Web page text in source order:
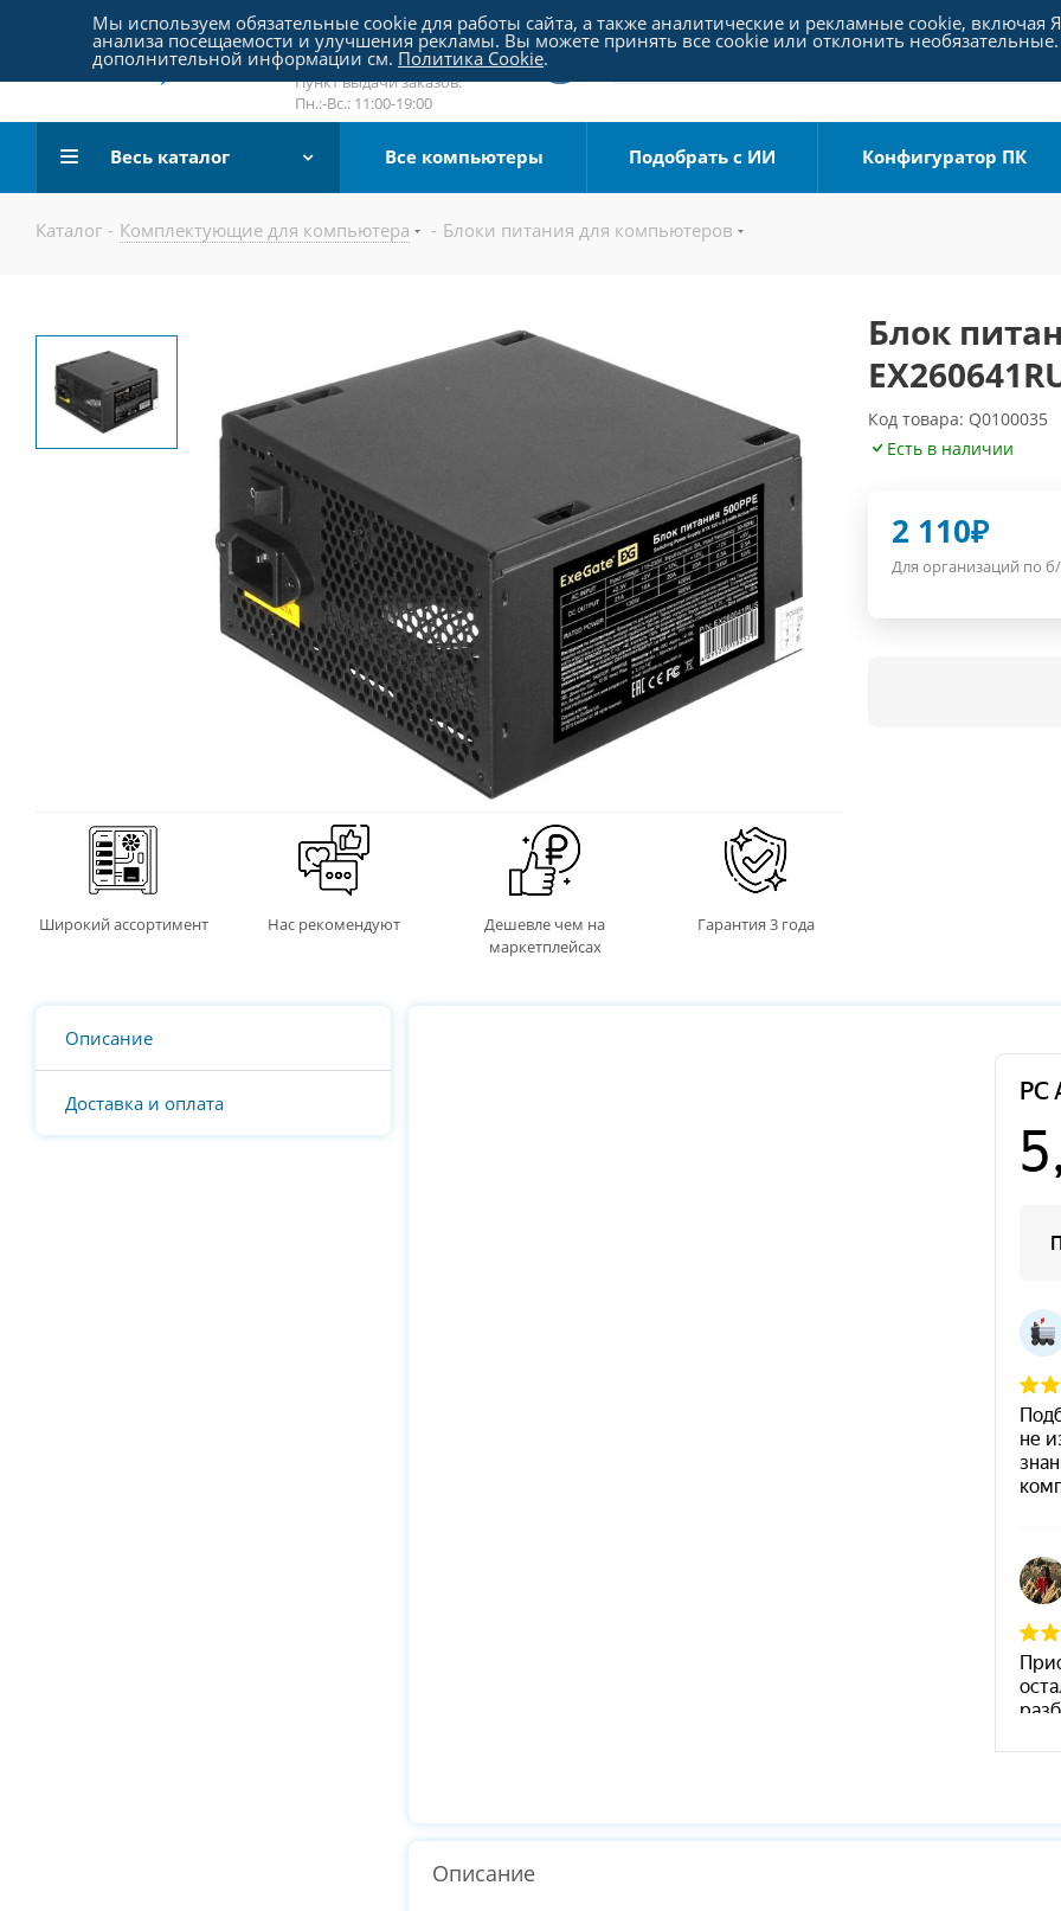
Пятницкое шоссе 18, пав. 267
email:sale@pc-arena.ru
Пн.:-Вс.: 10:00-20:00
Пункт выдачи заказов:
Пн.:-Вс.: 11:00-19:00
Весь каталог Все компьютеры Подобрать с ИИ Конфигуратор ПК
Каталог - Комплектующие для компьютера - Блоки питания для компьютеров
Широкий ассортимент Нас рекомендуют
Дешевле чем на
маркетплейсах
Гарантия 3 года
Блок
Код товара: Q0100035
Есть в наличии
2 110₽
Для организаций по
Описание
Доставка и оплата
Описание
Мы используем обязательные cookie для работы сайта, а также аналитические и рекламные cookie, включая
анализа посещаемости и улучшения рекламы. Вы можете принять все cookie или отклонить
дополнительной информации см. Политика Cookie.